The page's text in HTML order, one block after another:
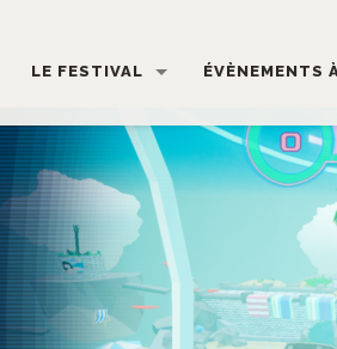
LE FESTIVAL ÉVÈNEMENTS